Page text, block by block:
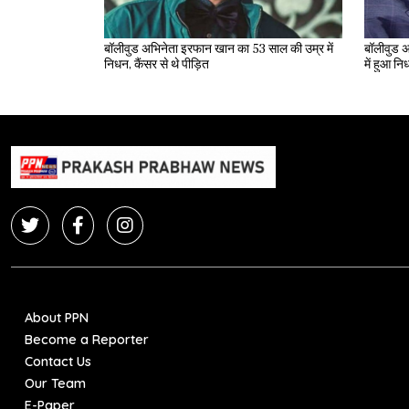
बॉलीवुड अभिनेता इरफान खान का 53 साल की उम्र में
निधन, कैंसर से थे पीड़ित
बॉलीवुड
में हुआ
About PPN
Become a Reporter
Contact Us
Our Team
E-Paper